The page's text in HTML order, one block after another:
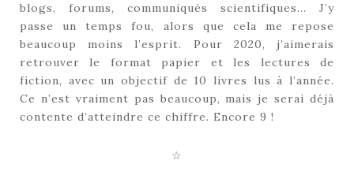
blogs, forums, communiqués scientifiques… J’y
passe un temps fou, alors que cela me repose
beaucoup moins l’esprit. Pour 2020, j’aimerais
retrouver le format papier et les lectures de
fiction, avec un objectif de 10 livres lus à l’année.
Ce n’est vraiment pas beaucoup, mais je serai déjà
contente d’atteindre ce chiffre. Encore 9 !
☆